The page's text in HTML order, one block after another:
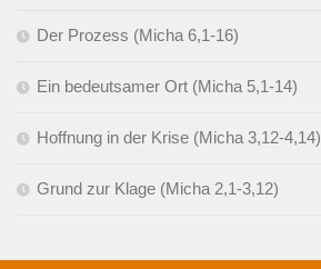
Der Prozess (Micha 6,1-16)
Ein bedeutsamer Ort (Micha 5,1-14)
Hoffnung in der Krise (Micha 3,12-4,14)
Grund zur Klage (Micha 2,1-3,12)